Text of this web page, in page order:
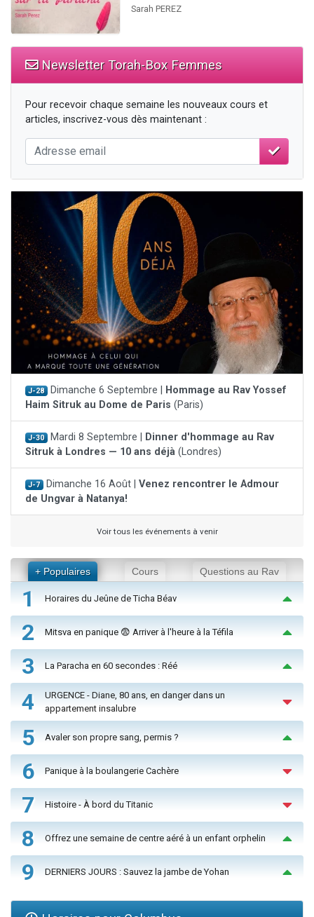
Sarah PEREZ
Newsletter Torah-Box Femmes
Pour recevoir chaque semaine les nouveaux cours et
articles, inscrivez-vous dès maintenant :
J-28 Dimanche 6 Septembre |
Hommage au Rav Yossef
Haim Sitruk au Dome de Paris (Paris)
J-30 Mardi 8 Septembre |
Dinner d'hommage au Rav
Sitruk à Londres — 10 ans déjà (Londres)
J-7 Dimanche 16 Août | Venez rencontrer le Admour
de Ungvar à Natanya!
Voir tous les événements à venir
+ Populaires Cours Questions au Rav
1 Horaires du Jeûne de Ticha Béav
2 Mitsva en panique 😨 Arriver à l'heure à la Téfila
3 La Paracha en 60 secondes : Réé
4
URGENCE - Diane, 80 ans, en danger dans un
appartement insalubre
5 Avaler son propre sang, permis ?
6 Panique à la boulangerie Cachère
7 Histoire - À bord du Titanic
8 Offrez une semaine de centre aéré à un enfant orphelin
9 DERNIERS JOURS : Sauvez la jambe de Yohan